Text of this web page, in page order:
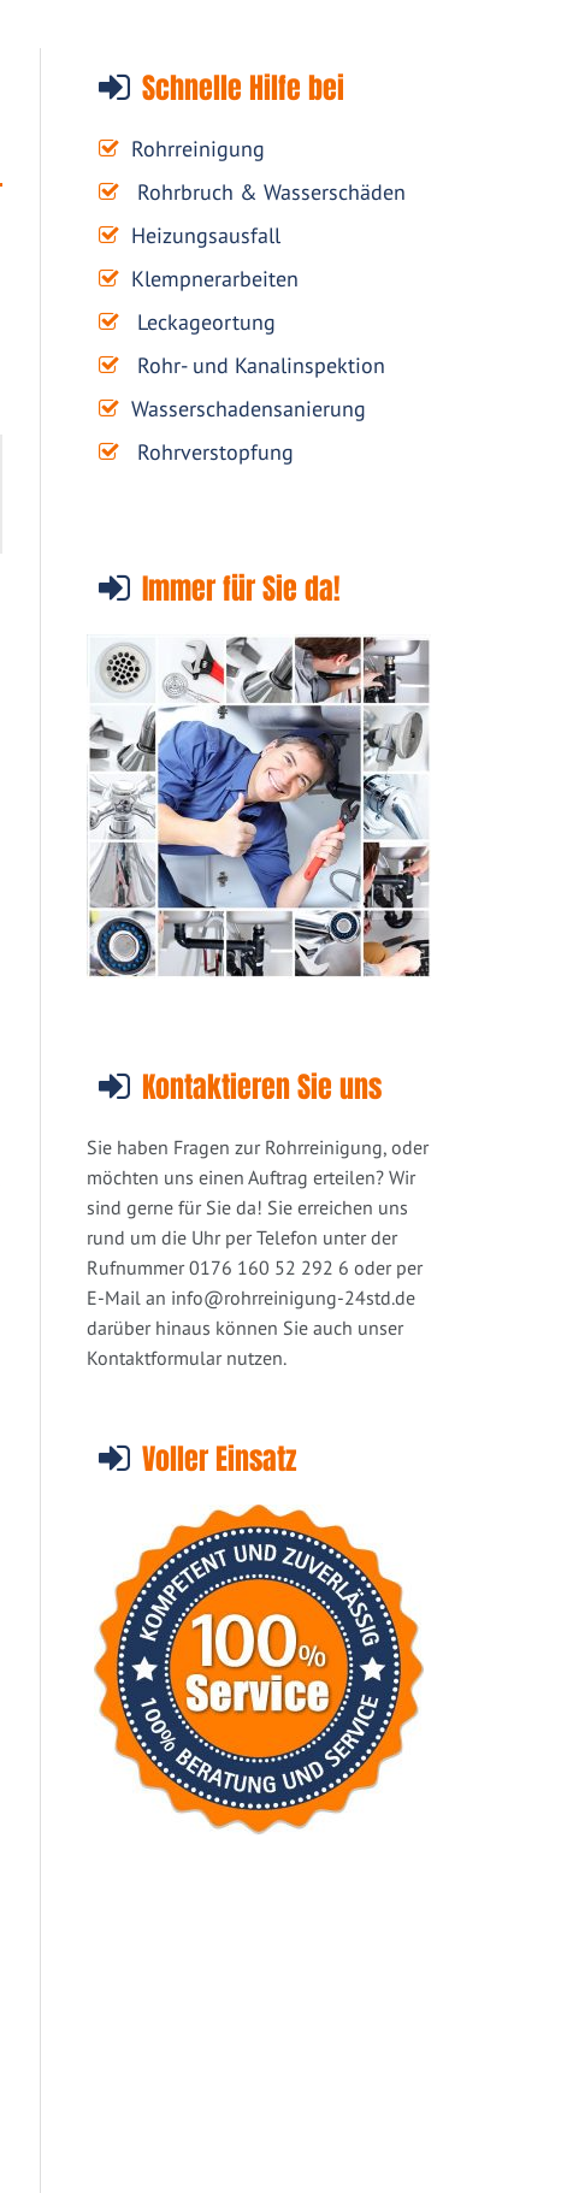
Schnelle Hilfe bei
Rohrreinigung
Rohrbruch & Wasserschäden
Heizungsausfall
Klempnerarbeiten
Leckageortung
Rohr- und Kanalinspektion
Wasserschadensanierung
Rohrverstopfung
Immer für Sie da!
Kontaktieren Sie uns
Sie haben Fragen zur Rohrreinigung, oder
möchten uns einen Auftrag erteilen? Wir
sind gerne für Sie da! Sie erreichen uns
rund um die Uhr per Telefon unter der
Rufnummer 0176 160 52 292 6 oder per
E-Mail an info@rohrreinigung-24std.de
darüber hinaus können Sie auch unser
Kontaktformular nutzen.
Voller Einsatz